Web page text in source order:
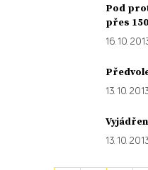
Pod
přes
16. 10.
13. 10.
13. 10.